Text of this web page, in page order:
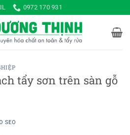
0972 170 931
tẩy sơn trên sàn gỗ
SEO